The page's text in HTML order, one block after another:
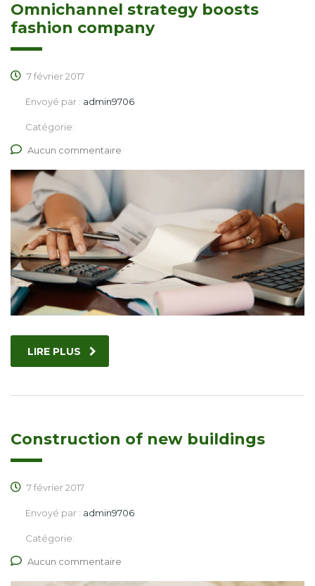
Omnichannel strategy boosts
fashion company
7 février 2017
Envoyé par : admin9706
Catégorie:
Aucun commentaire
LIRE PLUS
Construction of new buildings
7 février 2017
Envoyé par : admin9706
Catégorie:
Aucun commentaire